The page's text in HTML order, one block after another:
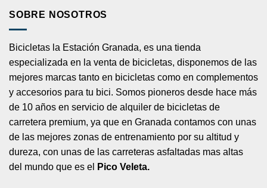
SOBRE NOSOTROS
Bicicletas la Estación Granada, es una tienda
especializada en la venta de bicicletas, disponemos de las
mejores marcas tanto en bicicletas como en complementos
y accesorios para tu bici. Somos pioneros desde hace más
de 10 años en servicio de alquiler de bicicletas de
carretera premium, ya que en Granada contamos con unas
de las mejores zonas de entrenamiento por su altitud y
dureza, con unas de las carreteras asfaltadas mas altas
del mundo que es el
Pico Veleta.